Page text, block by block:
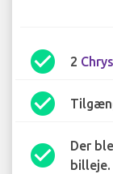
check_circle 2
check_circle
check_circle
Der
billeje.